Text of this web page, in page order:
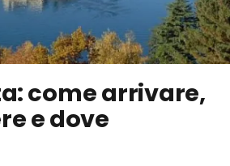
come arrivare,
e dove